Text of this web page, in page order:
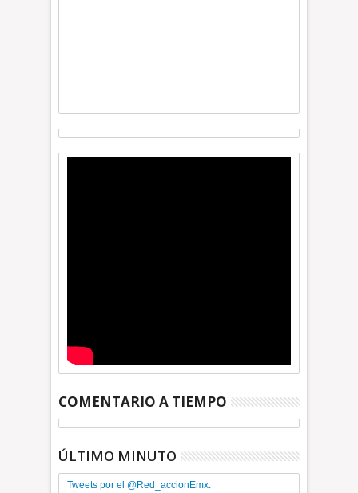
COMENTARIO A TIEMPO
ÚLTIMO MINUTO
Tweets por el @Red_accionEmx.